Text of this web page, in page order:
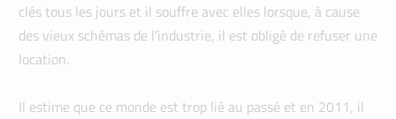
clés tous les jours et il souffre avec elles lorsque, à cause
des vieux schémas de l’industrie, il est obligé de refuser une
location.
Il estime que ce monde est trop lié au passé et en 2011, il